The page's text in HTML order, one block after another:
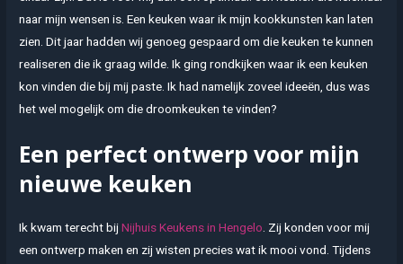
naar mijn wensen is. Een keuken waar ik mijn kookkunsten kan laten
zien. Dit jaar hadden wij genoeg gespaard om die keuken te kunnen
realiseren die ik graag wilde. Ik ging rondkijken waar ik een keuken
kon vinden die bij mij paste. Ik had namelijk zoveel ideeën, dus was
het wel mogelijk om die droomkeuken te vinden?
Een perfect ontwerp voor mijn
nieuwe keuken
Ik kwam terecht bijNijhuis Keukens in Hengelo. Zij konden voor mij
een ontwerp maken en zij wisten precies wat ik mooi vond. Tijdens